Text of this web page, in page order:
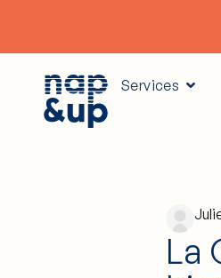
Services
La